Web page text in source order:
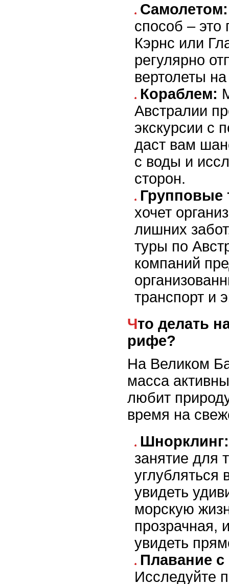
Самолетом:
способ – это
Кэрнс или
регулярно
вертолеты
Кораблем:
Австралии
экскурсии с
даст вам
с воды и
сторон.
Групповые
хочет
лишних
туры по
компаний
транспорт и
Что делать на Великом Барьерном
рифе?
На Великом
масса
любит
время на
Шнорклинг:
занятие для
углубляться
увидеть
морскую
прозрачная,
увидеть
Плавание с
Исследуйте